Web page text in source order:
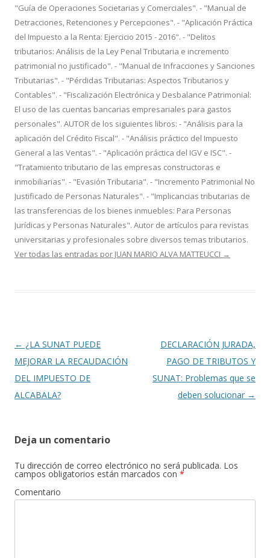
"Guía de Operaciones Societarias y Comerciales". - "Manual de
Detracciones, Retenciones y Percepciones". - "Aplicación Práctica
del Impuesto a la Renta: Ejercicio 2015 - 2016". - "Delitos
tributarios: Análisis de la Ley Penal Tributaria e incremento
patrimonial no justificado". - "Manual de Infracciones y Sanciones
Tributarias". - "Pérdidas Tributarias: Aspectos Tributarios y
Contables". - "Fiscalización Electrónica y Desbalance Patrimonial:
El uso de las cuentas bancarias empresariales para gastos
personales". AUTOR de los siguientes libros: - "Análisis para la
aplicación del Crédito Fiscal". - "Análisis práctico del Impuesto
General a las Ventas". - "Aplicación práctica del IGV e ISC". -
"Tratamiento tributario de las empresas constructoras e
inmobiliarias". - "Evasión Tributaria". - "Incremento Patrimonial No
Justificado de Personas Naturales". - "Implicancias tributarias de
las transferencias de los bienes inmuebles: Para Personas
Jurídicas y Personas Naturales". Autor de artículos para revistas
universitarias y profesionales sobre diversos temas tributarios.
Ver todas las entradas por JUAN MARIO ALVA MATTEUCCI →
Navegación
de
entradas
← ¿LA SUNAT PUEDE
MEJORAR LA RECAUDACIÓN
DEL IMPUESTO DE
ALCABALA?
DECLARACIÓN JURADA,
PAGO DE TRIBUTOS Y
SUNAT: Problemas que se
deben solucionar →
Deja un comentario
Tu dirección de correo electrónico no será publicada. Los
campos obligatorios están marcados con *
Comentario